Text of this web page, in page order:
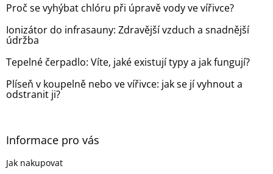
Proč se vyhýbat chlóru při úpravě vody ve vířivce?
Ionizátor do infrasauny: Zdravější vzduch a snadnější
údržba
Tepelné čerpadlo: Víte, jaké existují typy a jak fungují?
Plíseň v koupelně nebo ve vířivce: jak se jí vyhnout a
odstranit ji?
Informace pro vás
Jak nakupovat